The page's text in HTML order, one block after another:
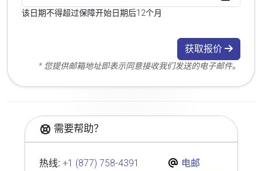
该日期不得超过保障开始日期后12个月
获取报价
* 您提供邮箱地址即表示同意接收我们发送的电子邮件。
需要帮助？
热线: +1 (877) 758-4391
电邮